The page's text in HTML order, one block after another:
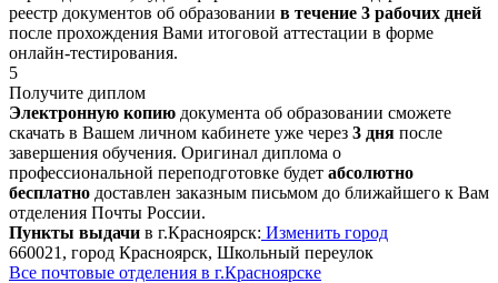
реестр документов об образовании в течение 3 рабочих дней
после прохождения Вами итоговой аттестации в форме
онлайн-тестирования.
5
Получите диплом
Электронную копию документа об образовании сможете
скачать в Вашем личном кабинете уже через 3 дня после
завершения обучения. Оригинал диплома о
профессиональной переподготовке будет абсолютно
бесплатно доставлен заказным письмом до ближайшего к Вам
отделения Почты России.
Пункты выдачи в г.Красноярск: Изменить город
660021, город Красноярск, Школьный переулок
Все почтовые отделения в г.Красноярске